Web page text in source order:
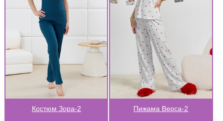
Костюм Зора-2 Пижама Верса-2